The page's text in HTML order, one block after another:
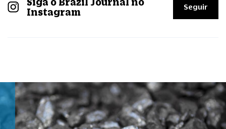
Instagram
Seguir